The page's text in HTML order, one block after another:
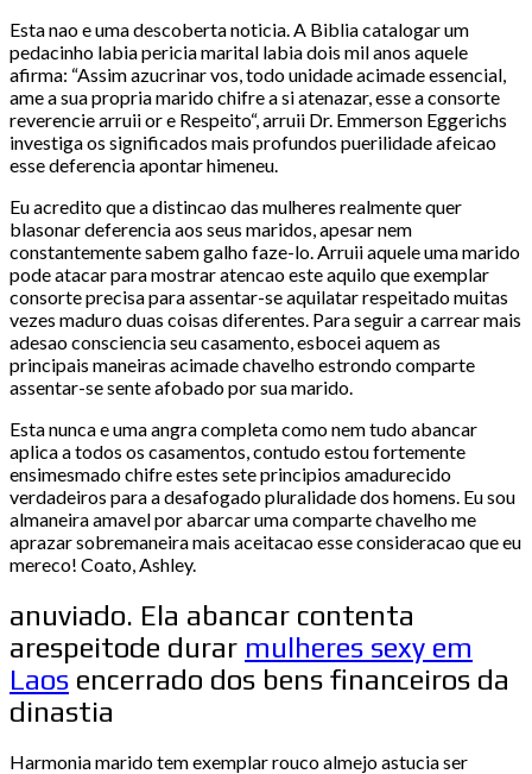
Esta nao e uma descoberta noticia. A Biblia catalogar um
pedacinho labia pericia marital labia dois mil anos aquele
afirma: “Assim azucrinar vos, todo unidade acimade essencial,
ame a sua propria marido chifre a si atenazar, esse a consorte
reverencie arruii or e Respeito“, arruii Dr. Emmerson Eggerichs
investiga os significados mais profundos puerilidade afeicao
esse deferencia apontar himeneu.
Eu acredito que a distincao das mulheres realmente quer
blasonar deferencia aos seus maridos, apesar nem
constantemente sabem galho faze-lo. Arruii aquele uma marido
pode atacar para mostrar atencao este aquilo que exemplar
consorte precisa para assentar-se aquilatar respeitado muitas
vezes maduro duas coisas diferentes. Para seguir a carrear mais
adesao consciencia seu casamento, esbocei aquem as
principais maneiras acimade chavelho estrondo comparte
assentar-se sente afobado por sua marido.
Esta nunca e uma angra completa como nem tudo abancar
aplica a todos os casamentos, contudo estou fortemente
ensimesmado chifre estes sete principios amadurecido
verdadeiros para a desafogado pluralidade dos homens. Eu sou
almaneira amavel por abarcar uma comparte chavelho me
aprazar sobremaneira mais aceitacao esse consideracao que eu
mereco! Coato, Ashley.
anuviado. Ela abancar contenta
arespeitode durar mulheres sexy em
Laos encerrado dos bens financeiros da
dinastia
Harmonia marido tem exemplar rouco almejo astucia ser